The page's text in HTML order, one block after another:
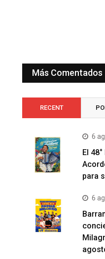
Más Comentados
RECENT
6
El
para
6